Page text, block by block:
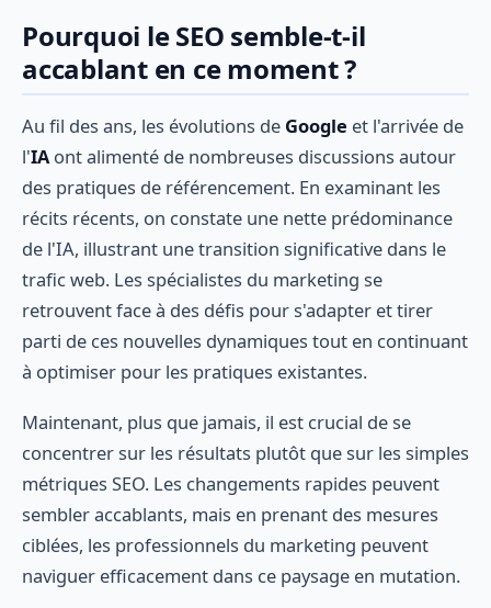
Pourquoi le SEO semble-t-il
accablant en ce moment ?
Au fil des ans, les évolutions de Google et l'arrivée de
l'IAont alimenté de nombreuses discussions autour
des pratiques de référencement. En examinant les
récits récents, on constate une nette prédominance
de l'IA, illustrant une transition significative dans le
trafic web. Les spécialistes du marketing se
retrouvent face à des défis pour s'adapter et tirer
parti de ces nouvelles dynamiques tout en continuant
à optimiser pour les pratiques existantes.
Maintenant, plus que jamais, il est crucial de se
concentrer sur les résultats plutôt que sur les simples
métriques SEO. Les changements rapides peuvent
sembler accablants, mais en prenant des mesures
ciblées, les professionnels du marketing peuvent
naviguer efficacement dans ce paysage en mutation.